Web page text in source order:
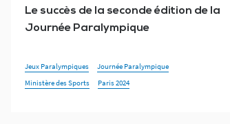
Le succès de la seconde édition de la
Journée Paralympique
Jeux Paralympiques
Journée Paralympique
Ministère des Sports
Paris 2024